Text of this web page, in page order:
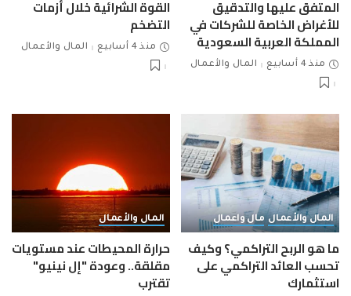
المتفق عليها والتدقيق
للأغراض الخاصة للشركات في
المملكة العربية السعودية
منذ 4 أسابيع المال والأعمال
القوة الشرائية خلال أزمات
التضخم
منذ 4 أسابيع المال والأعمال
المال والأعمال مال واعمال
ما هو الربح التراكمي؟ وكيف
تحسب العائد التراكمي على
استثمارك
المال والأعمال
حرارة المحيطات عند مستويات
مقلقة.. وعودة "إل نينيو"
تقترب